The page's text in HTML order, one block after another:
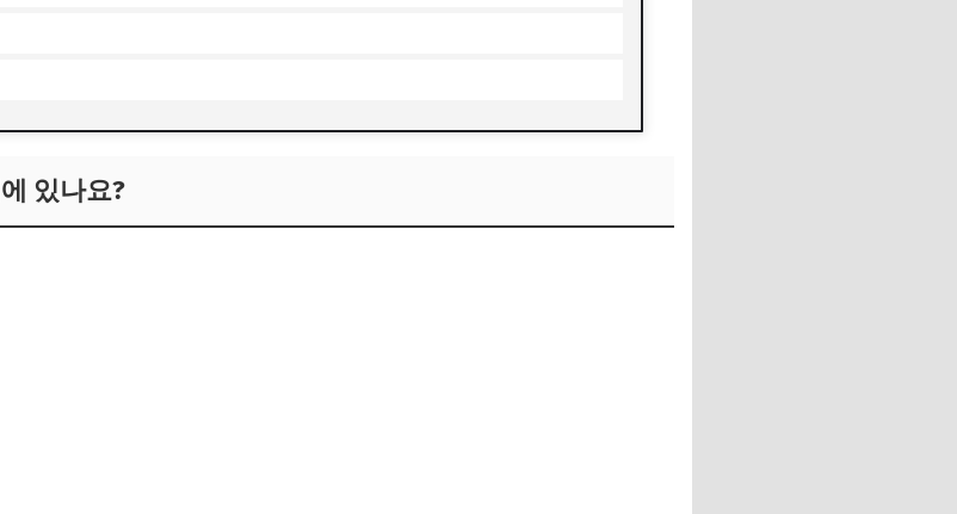
있나요?